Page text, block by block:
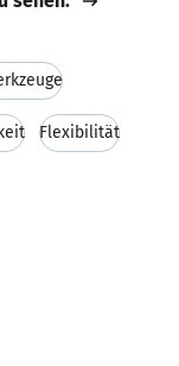
Flexibilität